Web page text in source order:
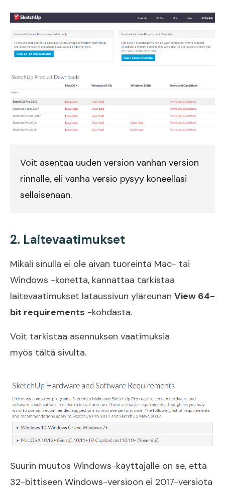
Voit asentaa uuden version vanhan version
rinnalle, eli vanha versio pysyy koneellasi
sellaisenaan.
2. Laitevaatimukset
Mikäli sinulla ei ole aivan tuoreinta Mac- tai
Windows -konetta, kannattaa tarkistaa
laitevaatimukset lataussivun yläreunan View 64-
bit requirements -kohdasta.
Voit tarkistaa asennuksen vaatimuksia
myös tältä sivulta.
Suurin muutos Windows-käyttäjälle on se, että
32-bittiseen Windows-versioon ei 2017-versiota